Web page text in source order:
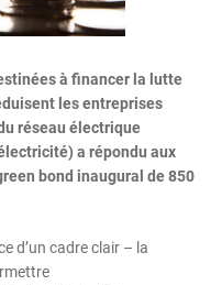
à financer la lutte
les entreprises
réseau électrique
a répondu aux
bond inaugural de 850
d’un cadre clair – la